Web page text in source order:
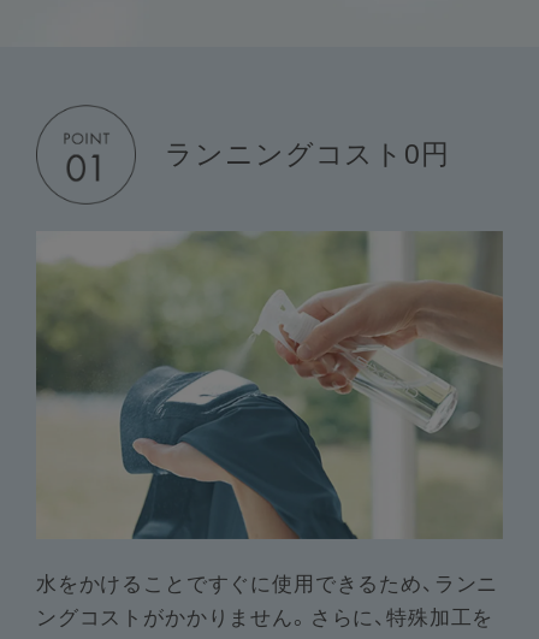
ランニングコスト0円
水をかけることですぐに使用できるため、ランニ
ングコストがかかりません。さらに、特殊加工を